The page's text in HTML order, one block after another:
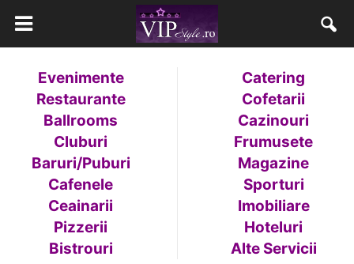
Evenimente
Restaurante
Ballrooms
Cluburi
Baruri/Puburi
Cafenele
Ceainarii
Pizzerii
Bistrouri
Catering
Cofetarii
Cazinouri
Frumusete
Magazine
Sporturi
Imobiliare
Hoteluri
Alte Servicii